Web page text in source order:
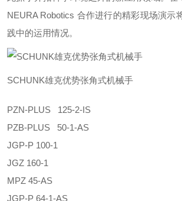
NEURA Robotics 合作进行的精彩现场演示
践中的运用情况。
SCHUNK雄克优势张角式机械手
PZN-PLUS 125-2-IS
PZB-PLUS 50-1-AS
JGP-P 100-1
JGZ 160-1
MPZ 45-AS
JGP-P 64-1-AS